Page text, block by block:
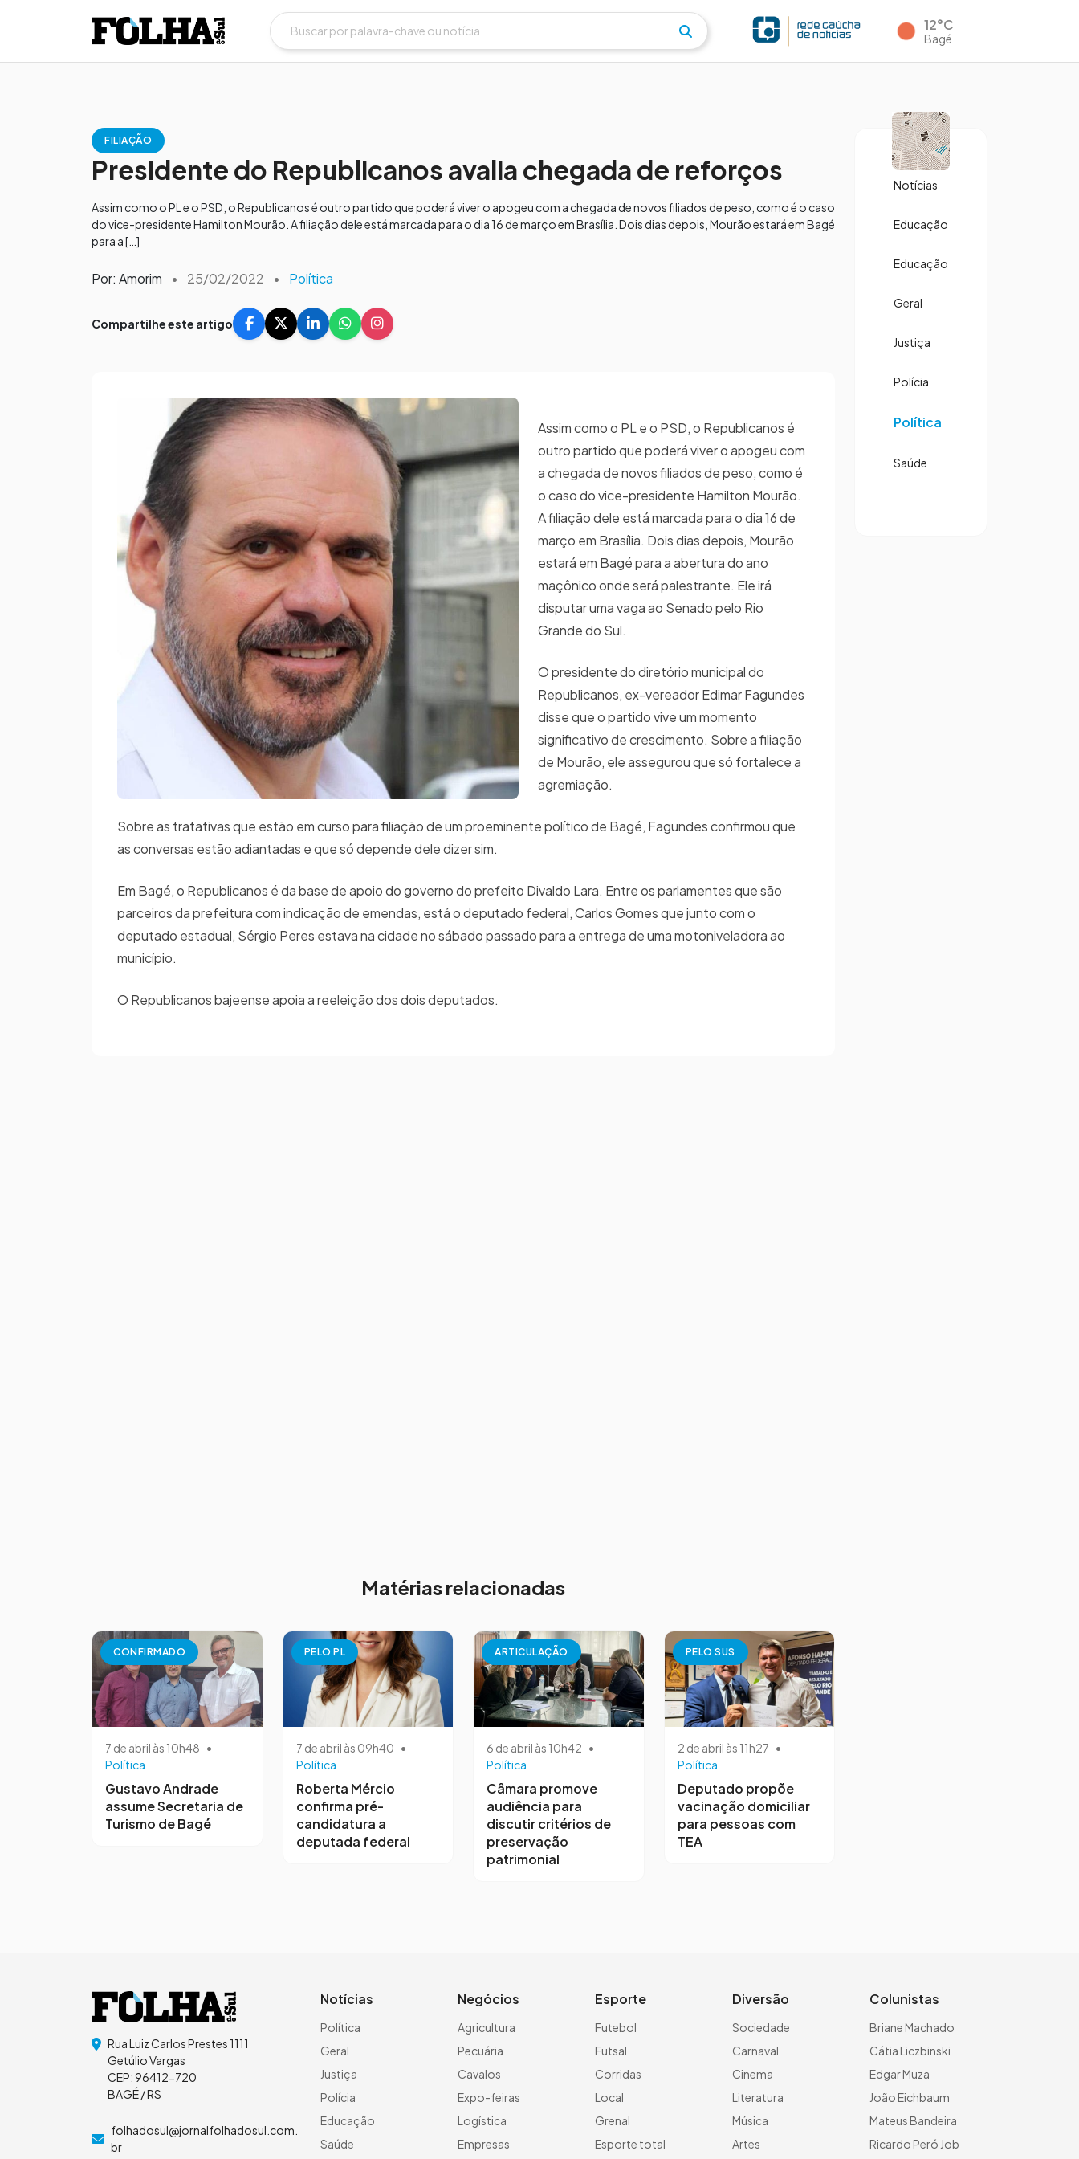
12°C
Bagé
FILIAÇÃO
Presidente do Republicanos avalia chegada de reforços
Assim como o PL e o PSD, o Republicanos é outro partido que poderá viver o apogeu com a chegada de novos filiados de peso, como é o caso
do vice-presidente Hamilton Mourão. A filiação dele está marcada para o dia 16 de março em Brasília. Dois dias depois, Mourão estará em Bagé
para a […]
Por: Amorim • 25/02/2022 • Política
Compartilhe este artigo
Assim como o PL e o PSD, o Republicanos é
outro partido que poderá viver o apogeu com
a chegada de novos filiados de peso, como é
o caso do vice-presidente Hamilton Mourão.
A filiação dele está marcada para o dia 16 de
março em Brasília. Dois dias depois, Mourão
estará em Bagé para a abertura do ano
maçônico onde será palestrante. Ele irá
disputar uma vaga ao Senado pelo Rio
Grande do Sul.
O presidente do diretório municipal do
Republicanos, ex-vereador Edimar Fagundes
disse que o partido vive um momento
significativo de crescimento. Sobre a filiação
de Mourão, ele assegurou que só fortalece a
agremiação.
Sobre as tratativas que estão em curso para filiação de um proeminente político de Bagé, Fagundes confirmou que
as conversas estão adiantadas e que só depende dele dizer sim.
Em Bagé, o Republicanos é da base de apoio do governo do prefeito Divaldo Lara. Entre os parlamentes que são
parceiros da prefeitura com indicação de emendas, está o deputado federal, Carlos Gomes que junto com o
deputado estadual, Sérgio Peres estava na cidade no sábado passado para a entrega de uma motoniveladora ao
município.
O Republicanos bajeense apoia a reeleição dos dois deputados.
Matérias relacionadas
CONFIRMADO
7 de abril às 10h48 •
Política
Gustavo Andrade
assume Secretaria de
Turismo de Bagé
PELO PL
7 de abril às 09h40 •
Política
Roberta Mércio
confirma pré-
candidatura a
deputada federal
ARTICULAÇÃO
6 de abril às 10h42 •
Política
Câmara promove
audiência para
discutir critérios de
preservação
patrimonial
PELO SUS
2 de abril às 11h27 •
Política
Deputado propõe
vacinação domiciliar
para pessoas com
TEA
Notícias
Educação
Educação
Geral
Justiça
Polícia
Política
Saúde
Rua Luiz Carlos Prestes 1111
Getúlio Vargas
CEP: 96412-720
BAGÉ / RS
folhadosul@jornalfolhadosul.com.
br
Notícias
Política
Geral
Justiça
Polícia
Educação
Saúde
Negócios
Agricultura
Pecuária
Cavalos
Expo-feiras
Logística
Empresas
Esporte
Futebol
Futsal
Corridas
Local
Grenal
Esporte total
Diversão
Sociedade
Carnaval
Cinema
Literatura
Música
Artes
Colunistas
Briane Machado
Cátia Liczbinski
Edgar Muza
João Eichbaum
Mateus Bandeira
Ricardo Peró Job